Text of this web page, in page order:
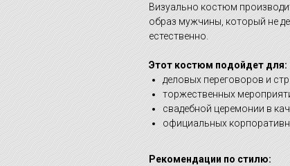
Визуально костюм
образ мужчины, который не
естественно.
Этот костюм подойдет для:
деловых переговоров и
торжественных
свадебной церемонии в
официальных
Рекомендации по стилю: